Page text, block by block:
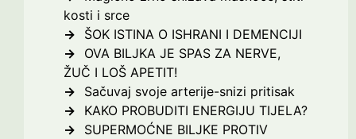
kosti i srce
ŠOK ISTINA O ISHRANI I DEMENCIJI
OVA BILJKA JE SPAS ZA NERVE,
ŽUČ I LOŠ APETIT!
Sačuvaj svoje arterije-snizi pritisak
KAKO PROBUDITI ENERGIJU TIJELA?
SUPERMOĆNE BILJKE PROTIV